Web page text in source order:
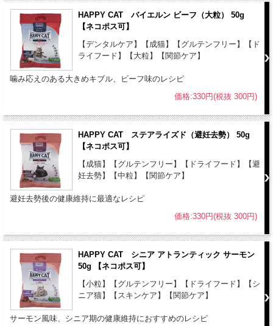
くなることがあります。
●給与量は個体差にあわせる必要があるため、ある程度量を減らした
り増やしたりすることが必要な場合があります。
●獣医師が特に推奨する場合を除き、1日の給与量を複数回に分けて与
えてください。
●フードの切り替えは、数日間かけて徐々に行なってください。
●HAPPY CAT VET リーナル(腎臓ケア) ウェット缶と混ぜて使用する
【保存方法】
●ハッピーキャットは、合成保存料は無添加です。高温多湿、直射日
光を避け、涼しい場所での保管をお願いします。
●開封後は賞味期限に関わらず、なるべくお早めにご使用ください。
●本品は猫専用フードです。誤食防止のため、小児の手の届かない場
●本品は自然素材を使用しておりますので、原材料の産地や収穫時期
等により、粒の見た目や大きさに若干差がある場合がありますが、品
質上問題はありません。
●開封後は虫が入らないように、しっかりと密封して下さい。
HAPPY CAT バイエルン ビーフ（大粒） 50g
【ネコポス可】
【デンタルケア】【成猫】【グルテンフリー】【ド
ライフード】【大粒】【関節ケア】
噛み応えのある大きめキブル、ビーフ味のレシピ
価格:330円(税抜 300円)
HAPPY CAT ステアライズド（避妊去勢） 50g
【ネコポス可】
【成猫】【グルテンフリー】【ドライフード】【避
妊去勢】【中粒】【関節ケア】
避妊去勢後の健康維持に最適なレシピ
価格:330円(税抜 300円)
HAPPY CAT シニア アトランティック サーモン
50g 【ネコポス可】
【小粒】【グルテンフリー】【ドライフード】【シ
ニア猫】【スキンケア】【関節ケア】
サーモン風味、シニア期の健康維持におすすめのレシピ